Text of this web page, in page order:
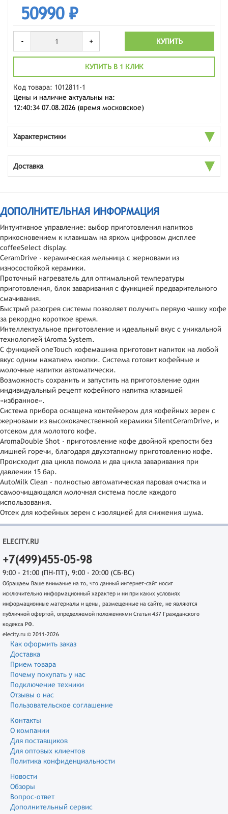
50990 ₽
- + КУПИТЬ
КУПИТЬ В 1 КЛИК
Код товара: 1012811-1
Цены и наличие актуальны на:
12:40:34 07.08.2026 (время московское)
Характеристики
Доставка
ДОПОЛНИТЕЛЬНАЯ ИНФОРМАЦИЯ
Интуитивное управление: выбор приготовления напитков
прикосновением к клавишам на ярком цифровом дисплее
coffeeSelect display.
CeramDrive - керамическая мельница c жерновами из
износостойкой керамики.
Проточный нагреватель для оптимальной температуры
приготовления, блок заваривания с функцией предварительного
смачивания.
Быстрый разогрев системы позволяет получить первую чашку кофе
за рекордно короткое время.
Интеллектуальное приготовление и идеальный вкус с уникальной
технологией iAroma System.
С функцией oneTouch кофемашина приготовит напиток на любой
вкус одним нажатием кнопки. Система готовит кофейные и
молочные напитки автоматически.
Возможность сохранить и запустить на приготовление один
индивидуальный рецепт кофейного напитка клавишей
«избранное».
Система прибора оснащена контейнером для кофейных зерен с
жерновами из высококачественной керамики SilentCeramDrive, и
отсеком для молотого кофе.
AromaDouble Shot - приготовление кофе двойной крепости без
лишней горечи, благодаря двухэтапному приготовлению кофе.
Происходит два цикла помола и два цикла заваривания при
давлении 15 бар.
AutoMilk Clean - полностью автоматическая паровая очистка и
самоочищающаяся молочная система после каждого
использования.
Отсек для кофейных зерен c изоляцией для снижения шума.
ELECITY.RU
+7(499)455-05-98
9:00 - 21:00 (ПН-ПТ), 9:00 - 20:00 (СБ-ВС)
Обращаем Ваше внимание на то, что данный интернет-сайт носит
исключительно информационный характер и ни при каких условиях
информационные материалы и цены, размещенные на сайте, не являются
публичной офертой, определяемой положениями Статьи 437 Гражданского
кодекса РФ.
elecity.ru © 2011-2026
Как оформить заказ
Доставка
Прием товара
Почему покупать у нас
Подключение техники
Отзывы о нас
Пользовательское соглашение
Контакты
О компании
Для поставщиков
Для оптовых клиентов
Политика конфиденциальности
Новости
Обзоры
Вопрос-ответ
Дополнительный сервис